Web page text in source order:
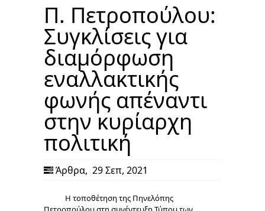
Π. Πετροπούλου:
Συγκλίσεις για
διαμόρφωση
εναλλακτικής
φωνής απέναντι
στην κυρίαρχη
πολιτική
Άρθρα, 29 Σεπ, 2021
Η τοποθέτηση της Πηνελόπης